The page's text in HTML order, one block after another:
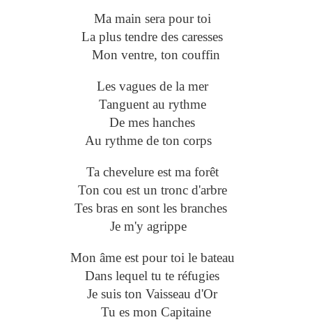
Ma main sera pour toi
La plus tendre des caresses
Mon ventre, ton couffin
Les vagues de la mer
Tanguent au rythme
De mes hanches
Au rythme de ton corps
Ta chevelure est ma forêt
Ton cou est un tronc d'arbre
Tes bras en sont les branches
Je m'y agrippe
Mon âme est pour toi le bateau
Dans lequel tu te réfugies
Je suis ton Vaisseau d'Or
Tu es mon Capitaine